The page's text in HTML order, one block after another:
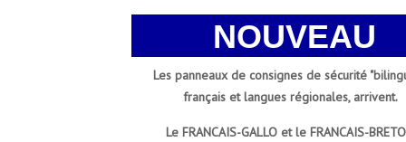
NOUVEAU
Les panneaux de consignes de sécurité
français et langues régionales, arrivent.
Le FRANCAIS-GALLO et le FRANCAIS-